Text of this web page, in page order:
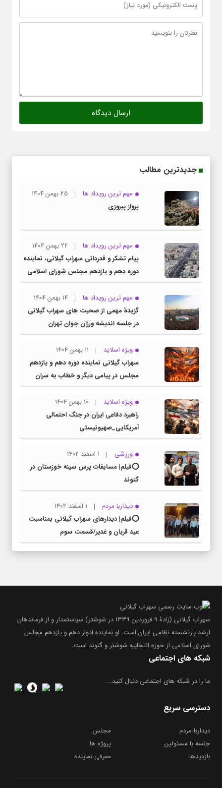
جدیدترین مطالب
مهم ترین رویداد ها
25 بهمن 1404
پرواز پیروزی
مهم ترین رویداد ها
22 بهمن 1404
پیام تشکر و قدردانی سهراب گیلانی، نماینده
دوره دهم و یازدهم مجلس شورای اسلامی
از حضور پرشور ملت بزرگ و سرافراز ایران در
راهپیمایی ۲۲ بهمن
مهم ترین رویداد ها
14 بهمن 1404
گزیدهٔ مهمی از صحبت های سهراب گیلانی
در جلسه اندیشه ورزان جوان تهران
ویژه اسلاید
11 بهمن 1404
سهراب گیلانی نماینده دوره دهم و یازدهم
مجلس در پیامی دیگر و خطاب به سران
کشور همسایه آذربایجان
ویژه اسلاید
10 بهمن 1404
راهبرد دفاعی ایران در جنگ احتمالی
آمریکایی_صهیونیستی
ورزشی
1 اسفند 1402
⭕️فیلم| مسابقات پرس سینه خوزستان در
گتوند
دیداربا مردم
1 اسفند 1402
⭕️فیلم| دیدارهای سهراب گیلانی بمناسبت
عید قربان و غدیر/قسمت سوم
سهراب گیلانی (زادۀ ۹ فروردین ۱۳۳۹ در شوشتر) سیاستمدار و از فرماندهان
ارشد بازنشسته نظامی ایران است. او نماینده ادوار دهم و یازدهم مجلس
شورای اسلامی از حوزه انتخابیه شوشتر و گتوند است.
شبکه های اجتماعی
ما را در شبکه های اجتماعی دنبال کنید...
دسترسی سریع
دیداربا مردم
مجلس
جلسه با مسئولین
پروژه ها
بازدیدها
معرفی نماینده